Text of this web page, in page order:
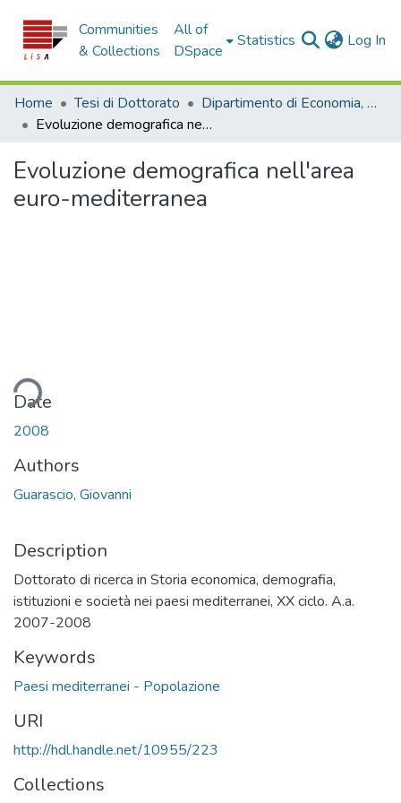
Communities
& Collections
All of
DSpace
Statistics Log In
Home Tesi di Dottorato
Dipartimento di Economia, Statistica e Finanza - Tesi di Dottorato
Evoluzione demografica nell'area euro-mediterranea
Evoluzione demografica nell'area
euro-mediterranea
Date
2008
Authors
Guarascio, Giovanni
Description
Dottorato di ricerca in Storia economica, demografia,
istituzioni e società nei paesi mediterranei, XX ciclo. A.a.
2007-2008
Keywords
Paesi mediterranei - Popolazione
URI
http://hdl.handle.net/10955/223
Collections